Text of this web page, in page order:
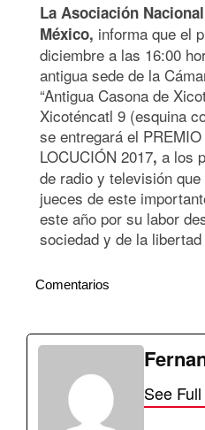
La Asociación
México, informa que el
diciembre a las 16:00
antigua sede de la
“Antigua Casona de
Xicoténcatl 9 (esquina
se entregará el
LOCUCIÓN 2017, a los
de radio y televisión
jueces de este
este año por su labor
sociedad y de la
Comentarios
See